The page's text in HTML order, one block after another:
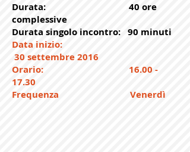
Durata: 40 ore
complessive
Durata singolo incontro: 90 minuti
Data inizio:
30 settembre 2016
Orario: 16.00 -
17.30
Frequenza Venerdì